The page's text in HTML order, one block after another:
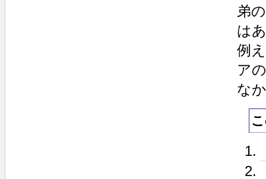
弟
は
例
ア
な